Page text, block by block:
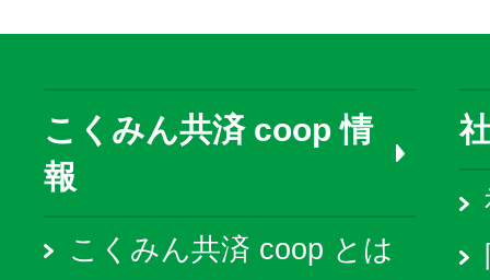
こくみん共済 coop 情
報
こくみん共済 coop とは